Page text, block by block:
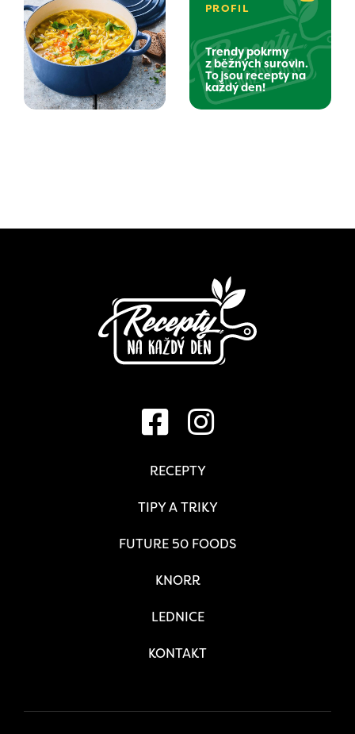
PROFIL
Trendy pokrmy
z běžných surovin.
To jsou recepty na
každý den!
RECEPTY
TIPY A TRIKY
FUTURE 50 FOODS
KNORR
LEDNICE
KONTAKT